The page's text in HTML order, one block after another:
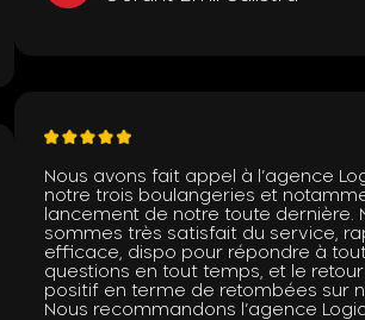
Nous avons fait appel à l’agence
notre trois boulangeries et
lancement de notre toute dernière.
sommes très satisfait du service,
efficace, dispo pour répondre à
questions en tout temps, et le
positif en terme de retombées sur
Nous recommandons l’agence